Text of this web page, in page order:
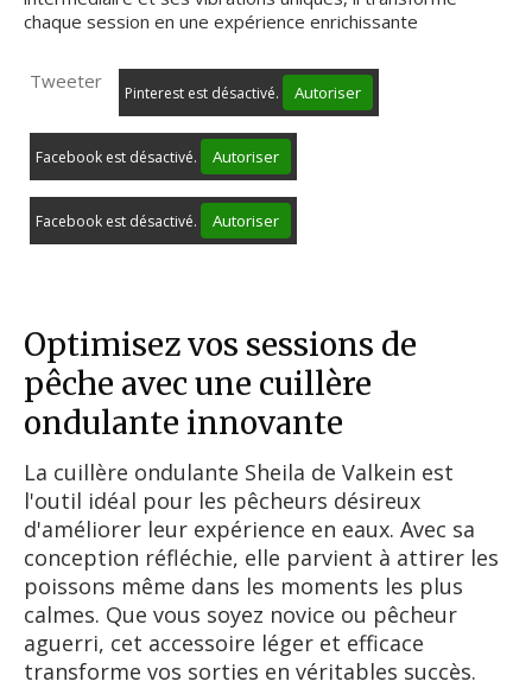
chaque session en une expérience enrichissante
Tweeter
Pinterest est désactivé. Autoriser
Facebook est désactivé. Autoriser
Facebook est désactivé. Autoriser
Optimisez vos sessions de
pêche avec une cuillère
ondulante innovante
La cuillère ondulante Sheila de Valkein est
l'outil idéal pour les pêcheurs désireux
d'améliorer leur expérience en eaux. Avec sa
conception réfléchie, elle parvient à attirer les
poissons même dans les moments les plus
calmes. Que vous soyez novice ou pêcheur
aguerri, cet accessoire léger et efficace
transforme vos sorties en véritables succès.